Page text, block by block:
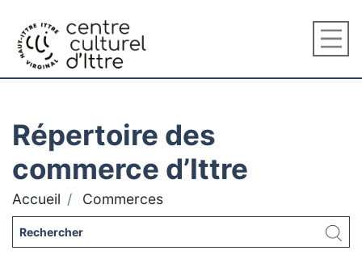
Répertoire des
commerce d’Ittre
Accueil Commerces